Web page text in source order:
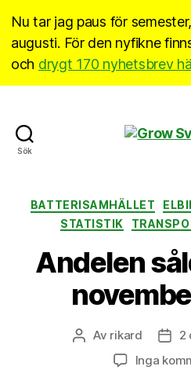
Nu tar jag paus för
augusti. För den nyfikne
och drygt 170 nyhetsbrev
Sök
BATTERISAMHÄLLET
STATISTIK
Andelen
Inläggsförfattare
Av rikard
2
Inga